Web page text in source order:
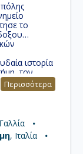
το
ιστορία
τον
καθώς και
μνημεία
η
από
Περισσότερα
, Ιταλία